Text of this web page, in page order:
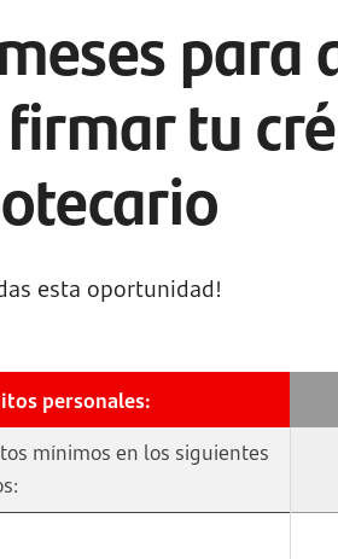
tu
esta oportunidad!
personales:
mínimos en los siguientes